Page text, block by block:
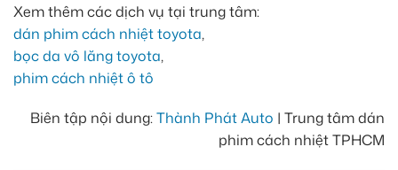
Xem thêm các dịch vụ tại trung tâm:
dán phim cách nhiệt toyota,
bọc da vô lăng toyota,
phim cách nhiệt ô tô
Biên tập nội dung:Thành Phát Auto | Trung tâm dán
phim cách nhiệt TPHCM